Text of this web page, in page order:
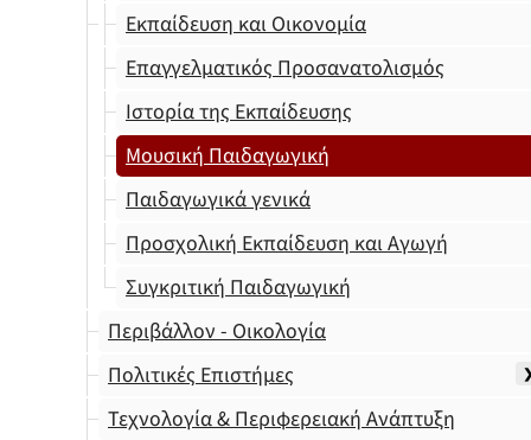
Εκπαίδευση και Οικονομία
Επαγγελματικός Προσανατολισμός
Ιστορία της Εκπαίδευσης
Μουσική Παιδαγωγική
Παιδαγωγικά γενικά
Προσχολική Εκπαίδευση και Αγωγή
Συγκριτική Παιδαγωγική
Περιβάλλον - Οικολογία
Πολιτικές Επιστήμες
Τεχνολογία & Περιφερειακή Ανάπτυξη